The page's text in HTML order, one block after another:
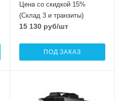
Цена со скидкой 15%
(Склад 3 и транзиты)
15 130руб/шт
ПОД ЗАКАЗ